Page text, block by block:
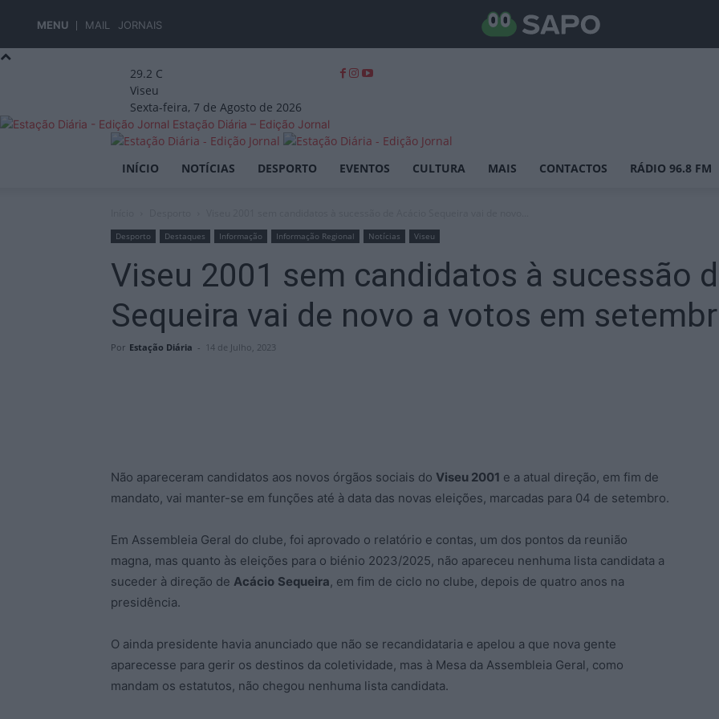
MENU MAIL JORNAIS
29.2 C
Viseu
Sexta-feira, 7 de Agosto de 2026
Estação Diária – Edição Jornal
INÍCIO NOTÍCIAS DESPORTO EVENTOS CULTURA MAIS CONTACTOS RÁDIO 96.8 FM
Desporto Destaques Informação Informação Regional Notícias Viseu
Viseu 2001 sem candidatos à sucessão
Sequeira vai de novo a votos em
Por Estação Diária - 14 de Julho, 2023
Não apareceram candidatos aos novos órgãos sociais do Viseu 2001 e a atual direção, em fim de
mandato, vai manter-se em funções até à data das novas eleições, marcadas para 04 de setembro.
Em Assembleia Geral do clube, foi aprovado o relatório e contas, um dos pontos da reunião
magna, mas quanto às eleições para o biénio 2023/2025, não apareceu nenhuma lista candidata a
suceder à direção de Acácio Sequeira, em fim de ciclo no clube, depois de quatro anos na
presidência.
O ainda presidente havia anunciado que não se recandidataria e apelou a que nova gente
aparecesse para gerir os destinos da coletividade, mas à Mesa da Assembleia Geral, como
mandam os estatutos, não chegou nenhuma lista candidata.